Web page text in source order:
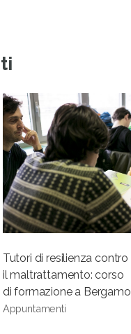
Tutori di resilienza contro
il maltrattamento: corso
di formazione a Bergamo
Appuntamenti